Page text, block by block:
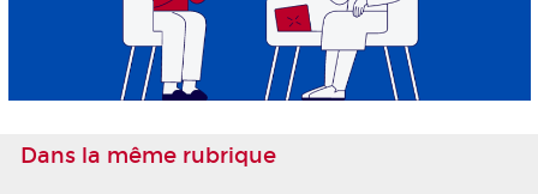
Dans la même rubrique